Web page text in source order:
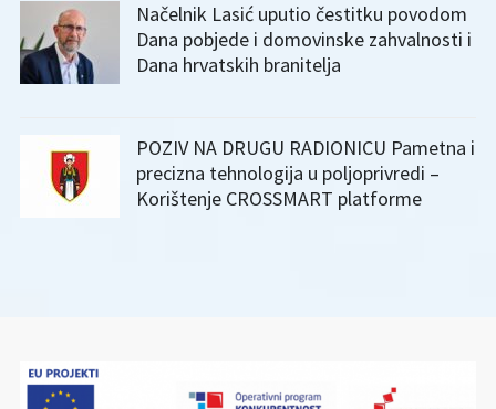
Načelnik Lasić uputio čestitku povodom
Dana pobjede i domovinske zahvalnosti i
Dana hrvatskih branitelja
POZIV NA DRUGU RADIONICU Pametna i
precizna tehnologija u poljoprivredi –
Korištenje CROSSMART platforme